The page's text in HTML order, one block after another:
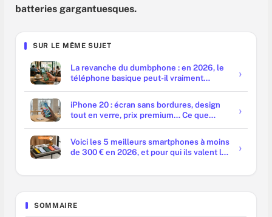
batteries gargantuesques.
SUR LE MÊME SUJET
La revanche du dumbphone : en 2026, le
téléphone basique peut-il vraiment
iPhone 20 : écran sans bordures, design
tout en verre, prix premium… Ce que
Voici les 5 meilleurs smartphones à moins
de 300 € en 2026, et pour qui ils valent le
SOMMAIRE